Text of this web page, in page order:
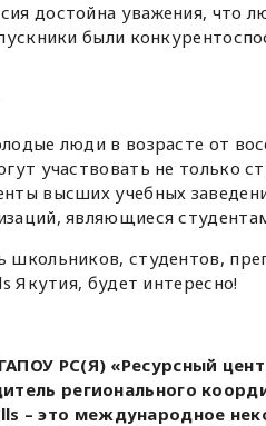
достойна уважения, что
были
люди в возрасте от
участвовать не только
высших учебных
являющиеся
студентов,
Якутия, будет интересно!
РС(Я) «Ресурсный
регионального
– это международное